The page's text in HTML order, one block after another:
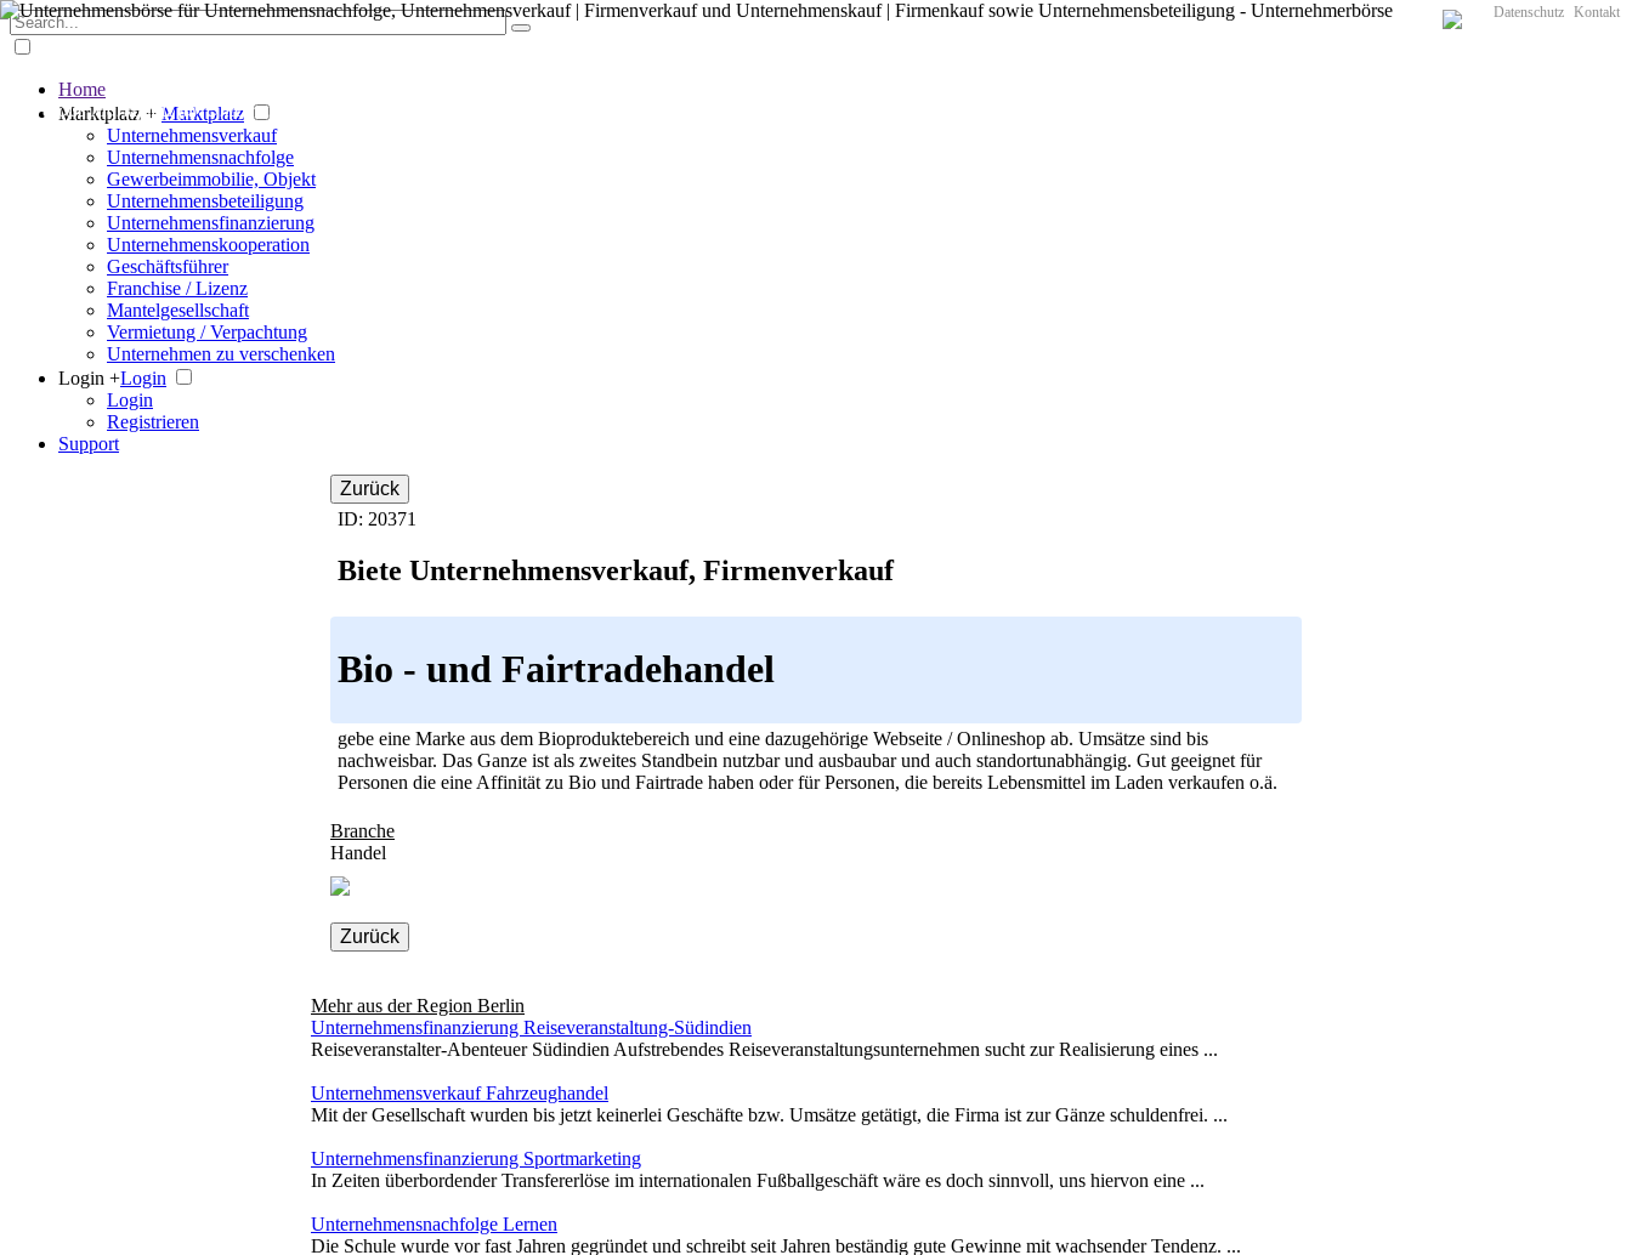
Der große Marktplatz für Unternehmen
Datenschutz Kontakt
Home
Marktplatz + Marktplatz
Unternehmensverkauf
Unternehmensnachfolge
Gewerbeimmobilie, Objekt
Unternehmensbeteiligung
Unternehmensfinanzierung
Unternehmenskooperation
Geschäftsführer
Franchise / Lizenz
Mantelgesellschaft
Vermietung / Verpachtung
Unternehmen zu verschenken
Login +Login
Login
Registrieren
Support
Zurück
ID: 20371
Biete Unternehmensverkauf, Firmenverkauf
Bio - und Fairtradehandel
gebe eine Marke aus dem Bioproduktebereich und eine dazugehörige Webseite / Onlineshop ab. Umsätze sind bis
nachweisbar. Das Ganze ist als zweites Standbein nutzbar und ausbaubar und auch standortunabhängig. Gut geeignet für
Personen die eine Affinität zu Bio und Fairtrade haben oder für Personen, die bereits Lebensmittel im Laden verkaufen o.ä.
Branche
Handel
Zurück
Mehr aus der Region Berlin
Unternehmensfinanzierung Reiseveranstaltung-Südindien
Reiseveranstalter-Abenteuer Südindien Aufstrebendes Reiseveranstaltungsunternehmen sucht zur Realisierung eines ...
Unternehmensverkauf Fahrzeughandel
Mit der Gesellschaft wurden bis jetzt keinerlei Geschäfte bzw. Umsätze getätigt, die Firma ist zur Gänze schuldenfrei. ...
Unternehmensfinanzierung Sportmarketing
In Zeiten überbordender Transfererlöse im internationalen Fußballgeschäft wäre es doch sinnvoll, uns hiervon eine ...
Unternehmensnachfolge Lernen
Die Schule wurde vor fast Jahren gegründet und schreibt seit Jahren beständig gute Gewinne mit wachsender Tendenz. ...